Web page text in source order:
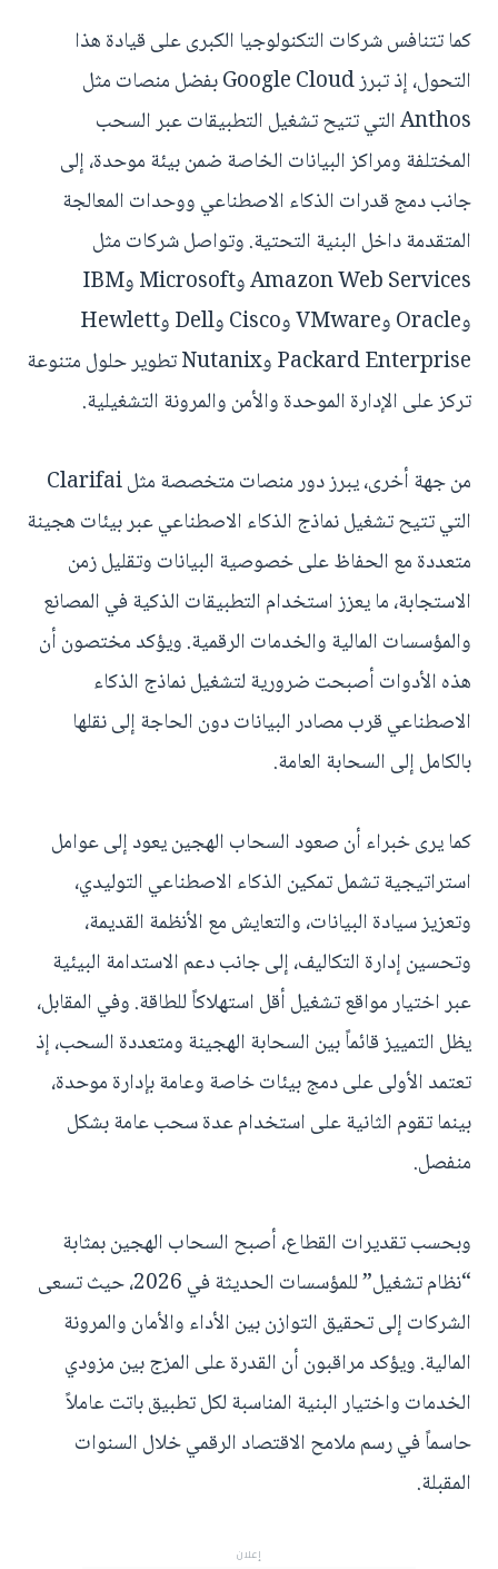
كما تتنافس شركات التكنولوجيا الكبرى على قيادة هذا
التحول، إذ تبرز Google Cloud بفضل منصات مثل
Anthos التي تتيح تشغيل التطبيقات عبر السحب
المختلفة ومراكز البيانات الخاصة ضمن بيئة موحدة، إلى
جانب دمج قدرات الذكاء الاصطناعي ووحدات المعالجة
المتقدمة داخل البنية التحتية. وتواصل شركات مثل
Amazon Web Services وMicrosoft وIBM
وOracle وVMware وCisco وDell وHewlett
Packard Enterprise وNutanix تطوير حلول متنوعة
تركز على الإدارة الموحدة والأمن والمرونة التشغيلية.
من جهة أخرى، يبرز دور منصات متخصصة مثل Clarifai
التي تتيح تشغيل نماذج الذكاء الاصطناعي عبر بيئات هجينة
متعددة مع الحفاظ على خصوصية البيانات وتقليل زمن
الاستجابة، ما يعزز استخدام التطبيقات الذكية في المصانع
والمؤسسات المالية والخدمات الرقمية. ويؤكد مختصون أن
هذه الأدوات أصبحت ضرورية لتشغيل نماذج الذكاء
الاصطناعي قرب مصادر البيانات دون الحاجة إلى نقلها
بالكامل إلى السحابة العامة.
كما يرى خبراء أن صعود السحاب الهجين يعود إلى عوامل
استراتيجية تشمل تمكين الذكاء الاصطناعي التوليدي،
وتعزيز سيادة البيانات، والتعايش مع الأنظمة القديمة،
وتحسين إدارة التكاليف، إلى جانب دعم الاستدامة البيئية
عبر اختيار مواقع تشغيل أقل استهلاكاً للطاقة. وفي المقابل،
يظل التمييز قائماً بين السحابة الهجينة ومتعددة السحب، إذ
تعتمد الأولى على دمج بيئات خاصة وعامة بإدارة موحدة،
بينما تقوم الثانية على استخدام عدة سحب عامة بشكل
منفصل.
وبحسب تقديرات القطاع، أصبح السحاب الهجين بمثابة
“نظام تشغيل” للمؤسسات الحديثة في 2026، حيث تسعى
الشركات إلى تحقيق التوازن بين الأداء والأمان والمرونة
المالية. ويؤكد مراقبون أن القدرة على المزج بين مزودي
الخدمات واختيار البنية المناسبة لكل تطبيق باتت عاملاً
حاسماً في رسم ملامح الاقتصاد الرقمي خلال السنوات
المقبلة.
إعلان